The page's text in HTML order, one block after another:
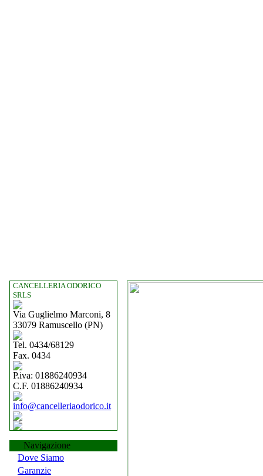
CANCELLERIA ODORICO
SRLS
Via Guglielmo Marconi, 8
33079 Ramuscello (PN)
Tel. 0434/68129
Fax. 0434
P.iva: 01886240934
C.F. 01886240934
info@cancelleriaodorico.it
Navigazione
Dove Siamo
Garanzie